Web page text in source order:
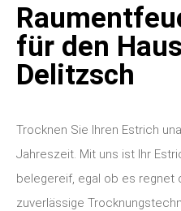
für den
Delitzsch
Trocknen Sie Ihren Estrich
Jahreszeit. Mit uns ist Ihr
belegereif, egal ob es regnet
zuverlässige